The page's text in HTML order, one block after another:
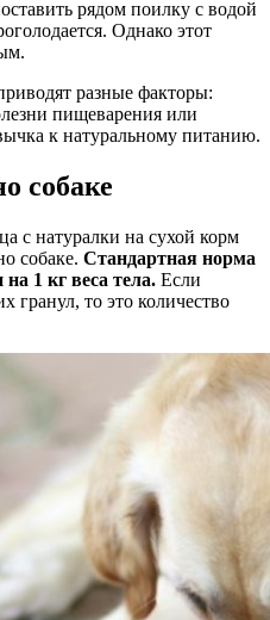
рядом поилку с водой
Однако этот
разные факторы:
пищеварения или
к натуральному питанию.
собаке
с натуралки на сухой корм
собаке. Стандартная норма
1 кг веса тела. Если
гранул, то это количество